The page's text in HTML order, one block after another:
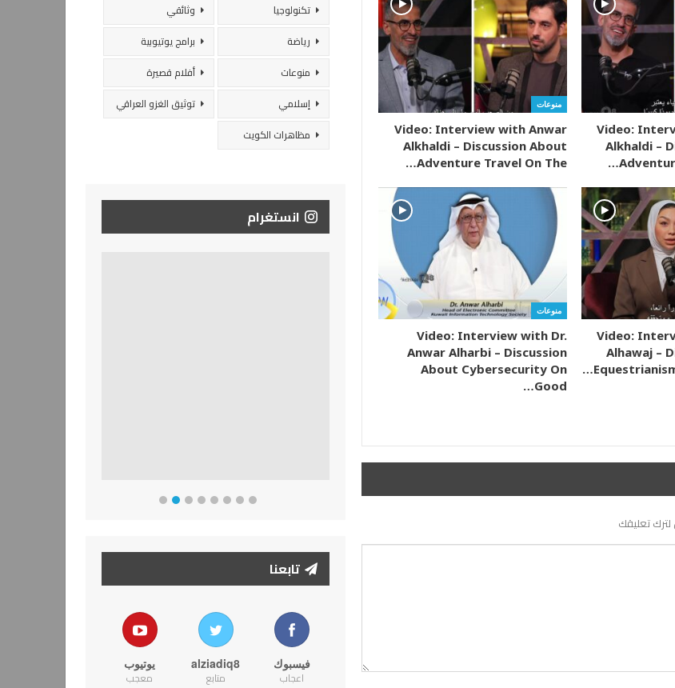
Video:
Alkhaldi –
منوعات
Video: Interview with Anwar
Alkhaldi – Discussion About
Adventure Travel On The…
Video:
Alhawaj –
منوعات
Video: Interview with Dr.
Anwar Alharbi – Discussion
About Cybersecurity On
Good…
تعليقك
تكنولوجيا
وثائقي
رياضة
برامج يوتيوبية
منوعات
أفلام قصيرة
إسلامي
توثيق الغزو العراقي
مظاهرات الكويت
انستغرام
تابعنا
فيسبوك
اعجاب
alziadiq8
متابع
يوتيوب
معجب